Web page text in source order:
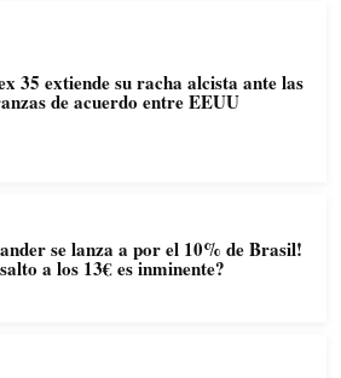
35 extiende su racha alcista ante las
de acuerdo entre EEUU
se lanza a por el 10% de Brasil!
a los 13€ es inminente?